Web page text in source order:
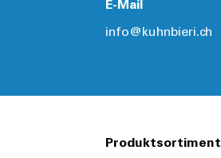
der
E-Mail
info@kuhnbieri.ch
Produktsortiment